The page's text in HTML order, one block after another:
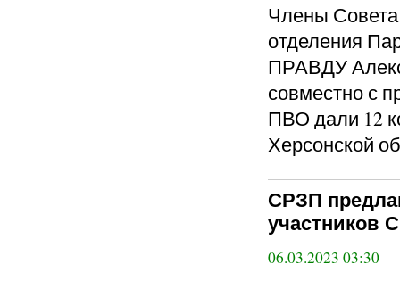
Члены Совета
отделения
ПРАВДУ
совместно с
ПВО дали 12
Херсонской
СРЗП
участников
06.03.2023 03:30